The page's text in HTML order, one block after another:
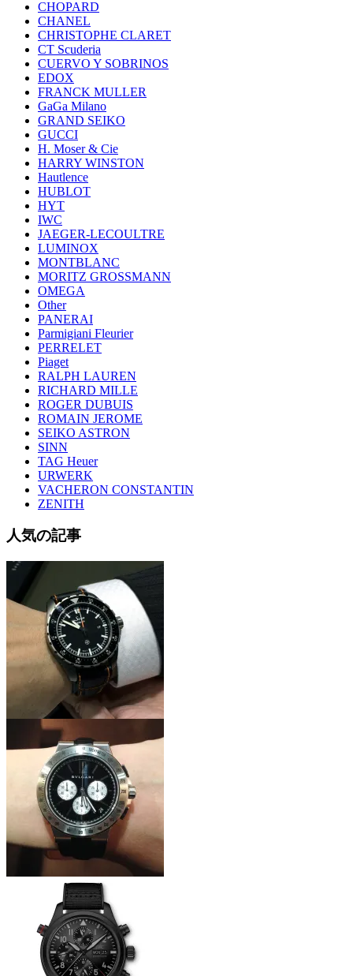
CHOPARD
CHANEL
CHRISTOPHE CLARET
CT Scuderia
CUERVO Y SOBRINOS
EDOX
FRANCK MULLER
GaGa Milano
GRAND SEIKO
GUCCI
H. Moser & Cie
HARRY WINSTON
Hautlence
HUBLOT
HYT
IWC
JAEGER-LECOULTRE
LUMINOX
MONTBLANC
MORITZ GROSSMANN
OMEGA
Other
PANERAI
Parmigiani Fleurier
PERRELET
Piaget
RALPH LAUREN
RICHARD MILLE
ROGER DUBUIS
ROMAIN JEROME
SEIKO ASTRON
SINN
TAG Heuer
URWERK
VACHERON CONSTANTIN
ZENITH
人気の記事